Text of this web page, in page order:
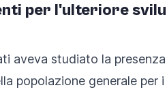
per l'ulteriore
aveva studiato la
popolazione generale